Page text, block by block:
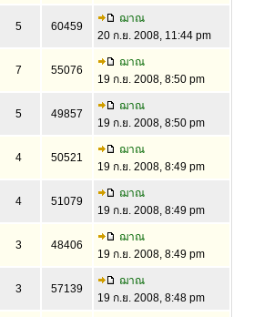
5 60459
ฌาณ
20 ก.ย. 2008, 11:44 pm
7 55076
ฌาณ
19 ก.ย. 2008, 8:50 pm
5 49857
ฌาณ
19 ก.ย. 2008, 8:50 pm
4 50521
ฌาณ
19 ก.ย. 2008, 8:49 pm
4 51079
ฌาณ
19 ก.ย. 2008, 8:49 pm
3 48406
ฌาณ
19 ก.ย. 2008, 8:49 pm
3 57139
ฌาณ
19 ก.ย. 2008, 8:48 pm